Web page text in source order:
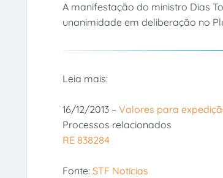
A manifestação do ministro Dias
unanimidade em deliberação no
Leia mais:
16/12/2013 – Valores para
Processos relacionados
RE 838284
Fonte: STF Notícias